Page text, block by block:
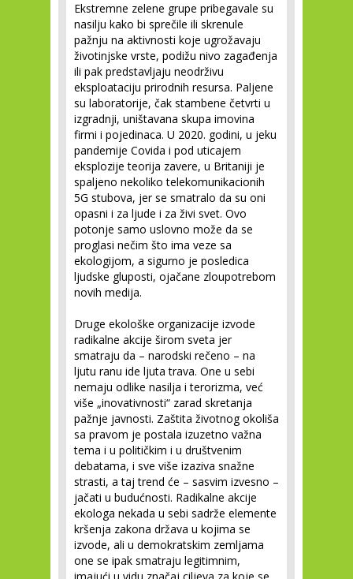
Ekstremne zelene grupe pribegavale su
nasilju kako bi sprečile ili skrenule
pažnju na aktivnosti koje ugrožavaju
životinjske vrste, podižu nivo zagađenja
ili pak predstavljaju neodrživu
eksploataciju prirodnih resursa. Paljene
su laboratorije, čak stambene četvrti u
izgradnji, uništavana skupa imovina
firmi i pojedinaca. U 2020. godini, u jeku
pandemije Covida i pod uticajem
eksplozije teorija zavere, u Britaniji je
spaljeno nekoliko telekomunikacionih
5G stubova, jer se smatralo da su oni
opasni i za ljude i za živi svet. Ovo
potonje samo uslovno može da se
proglasi nečim što ima veze sa
ekologijom, a sigurno je posledica
ljudske gluposti, ojačane zloupotrebom
novih medija.
Druge ekološke organizacije izvode
radikalne akcije širom sveta jer
smatraju da – narodski rečeno – na
ljutu ranu ide ljuta trava. One u sebi
nemaju odlike nasilja i terorizma, već
više „inovativnosti“ zarad skretanja
pažnje javnosti. Zaštita životnog okoliša
sa pravom je postala izuzetno važna
tema i u političkim i u društvenim
debatama, i sve više izaziva snažne
strasti, a taj trend će – sasvim izvesno –
jačati u budućnosti. Radikalne akcije
ekologa nekada u sebi sadrže elemente
kršenja zakona država u kojima se
izvode, ali u demokratskim zemljama
one se ipak smatraju legitimnim,